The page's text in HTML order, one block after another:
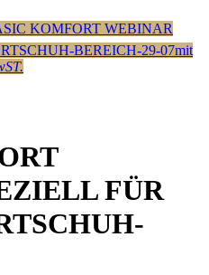
KOMFORT WEBINAR
BEREICH-29-07mit
FÜR